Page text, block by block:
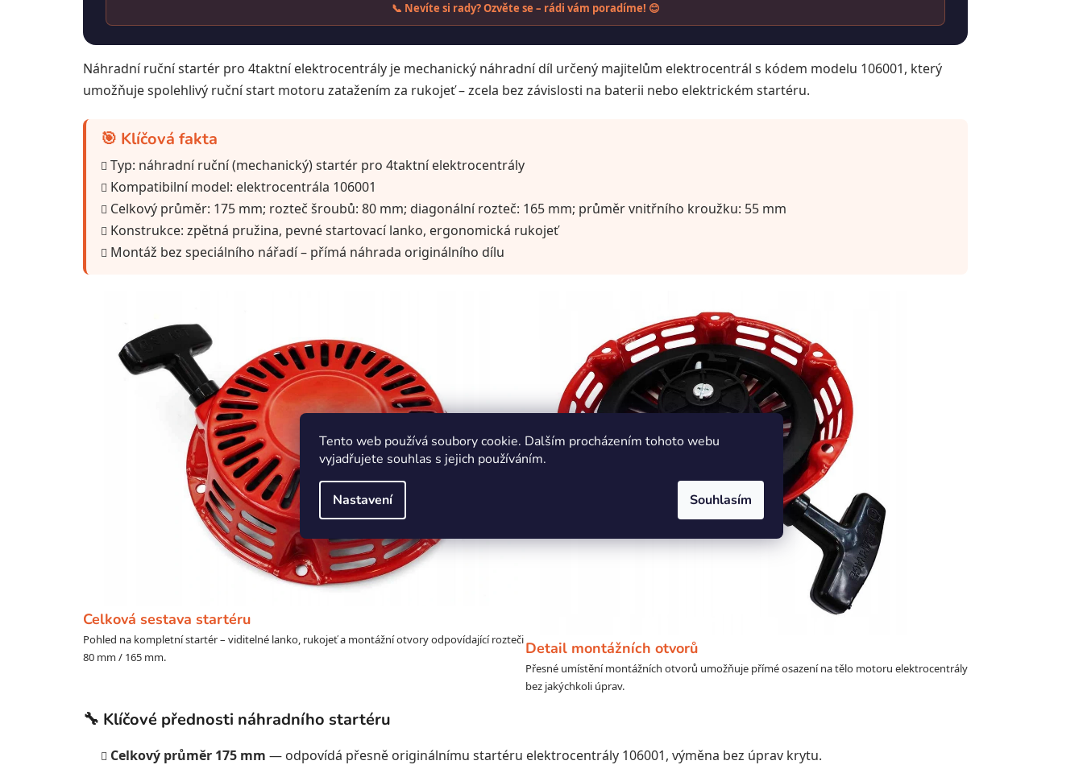
Tento web používá soubory cookie. Dalším procházením tohoto webu
vyjadřujete souhlas s jejich používáním.
Nastavení Souhlasím
📞 Nevíte si rady? Ozvěte se – rádi vám poradíme! 😊
Náhradní ruční startér pro 4taktní elektrocentrály je mechanický náhradní díl určený majitelům elektrocentrál s kódem modelu 106001, který
umožňuje spolehlivý ruční start motoru zatažením za rukojeť – zcela bez závislosti na baterii nebo elektrickém startéru.
🎯 Klíčová fakta
Typ: náhradní ruční (mechanický) startér pro 4taktní elektrocentrály
Kompatibilní model: elektrocentrála 106001
Celkový průměr: 175 mm; rozteč šroubů: 80 mm; diagonální rozteč: 165 mm; průměr vnitřního kroužku: 55 mm
Konstrukce: zpětná pružina, pevné startovací lanko, ergonomická rukojeť
Montáž bez speciálního nářadí – přímá náhrada originálního dílu
Celková sestava startéru
Pohled na kompletní startér – viditelné lanko, rukojeť a montážní otvory odpovídající rozteči
80 mm / 165 mm.
Detail montážních otvorů
Přesné umístění montážních otvorů umožňuje přímé osazení na tělo motoru elektrocentrály
bez jakýchkoli úprav.
🔧 Klíčové přednosti náhradního startéru
Celkový průměr 175 mm — odpovídá přesně originálnímu startéru elektrocentrály 106001, výměna bez úprav krytu.